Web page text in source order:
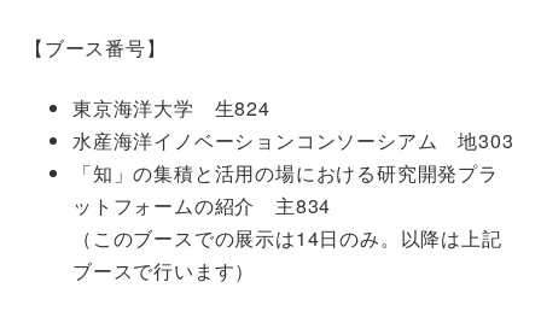
【ブース番号】
東京海洋大学 生824
水産海洋イノベーションコンソーシアム 地303
「知」の集積と活用の場における研究開発プラ
ットフォームの紹介 主834
（このブースでの展示は14日のみ。以降は上記
ブースで行います）